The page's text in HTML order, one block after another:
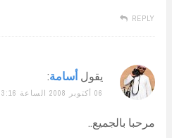
REPLY
يقول أسامة:
06 أكتوبر 2008 الساعة 3:16 م
مرحبا بالجميع..